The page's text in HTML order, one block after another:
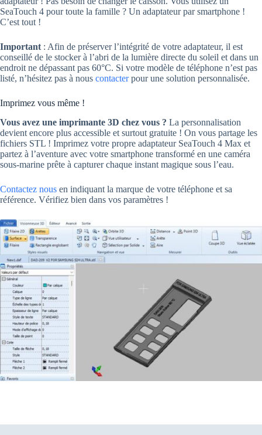
SeaTouch 4 pour toute la famille ? Un adaptateur par smartphone !
C’est tout !
Important : Afin de préserver l’intégrité de votre adaptateur, il est
conseillé de le stocker à l’abri de la lumière directe du soleil et dans un
endroit ne dépassant pas 60°C. Si votre modèle de téléphone n’est pas
listé, n’hésitez pas à nous contacterpour une solution personnalisée.
Imprimez vous même !
Vous avez une imprimante 3D chez vous ? La personnalisation
devient encore plus accessible et surtout gratuite ! On vous partage les
fichiers STL ! Imprimez votre propre adaptateur SeaTouch 4 Max et
partez à l’aventure avec votre smartphone transformé en une caméra
sous-marine prête à capturer chaque instant magique sous l’eau.
Contactez nous en indiquant la marque de votre téléphone et sa
référence. Vérifiez bien dans vos paramètres !